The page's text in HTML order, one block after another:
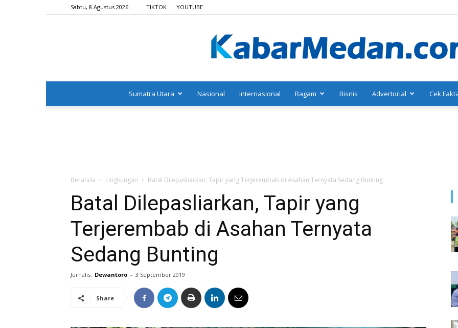
Sabtu, 8 Agustus 2026 TIKTOK YOUTUBE
Sumatra Utara Nasional Internasional Ragam Bisnis Advertorial Cek
Beranda Lingkungan Batal Dilepasliarkan, Tapir yang Terjerembab di Asahan Ternyata Sedang Bunting
Batal Dilepasliarkan, Tapir yang
Terjerembab di Asahan Ternyata
Sedang Bunting
Jurnalis: Dewantoro - 3 September 2019
Share